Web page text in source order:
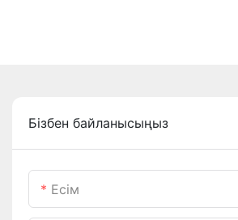
Бізбен байланысыңыз
Есім